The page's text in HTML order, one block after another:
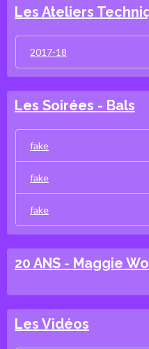
Les Ateliers
2017-18
Les Soirées - Bals
fake
fake
fake
20 ANS - Maggie
Les Vidéos